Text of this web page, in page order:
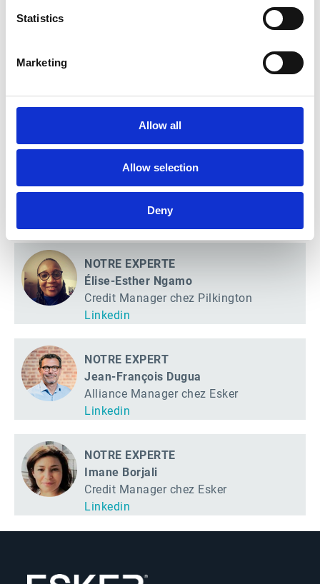
Statistics
Marketing
Allow all
Allow selection
Deny
Sales & Market Director chez CreditSafe
NOTRE EXPERTE
Catherine Blondeau-Siegel
NOTRE EXPERTE
Élise-Esther Ngamo
Credit Manager chez Pilkington
Linkedin
NOTRE EXPERT
Jean-François Dugua
Alliance Manager chez Esker
Linkedin
NOTRE EXPERTE
Imane Borjali
Credit Manager chez Esker
Linkedin